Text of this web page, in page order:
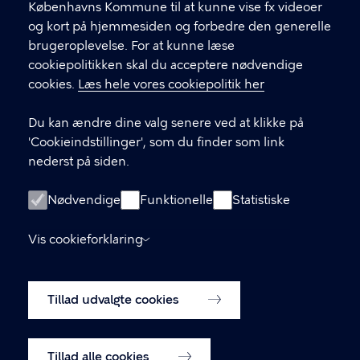
Københavns Kommune til at kunne vise fx videoer
og kort på hjemmesiden og forbedre den generelle
brugeroplevelse. For at kunne læse
cookiepolitikken skal du acceptere nødvendige
cookies. Læs hele vores cookiepolitik her
Du kan ændre dine valg senere ved at klikke på
'Cookieindstillinger', som du finder som link
nederst på siden.
Nødvendige Funktionelle Statistiske
Vis cookieforklaring
Tillad udvalgte cookies
Tillad alle cookies
CVR-nummer64942212
GENVEJE
Digital Post
Databeskyttelse
Tilgængelighedserklæring
Om hjemmesiden
Cookiepolitik